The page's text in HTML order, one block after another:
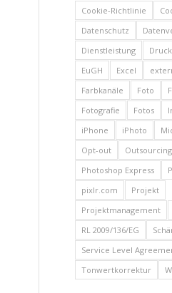
Cookie-Richtlinie
Datenschutz
Dienstleistung
EuGH
Excel
Farbkanäle
Foto
Fotografie
Fotos
iPhone
iPhoto
Opt-out
Outsourcing
Photoshop Express
pixlr.com
Projekt
Projektmanagement
RL 2009/136/EG
Service Level
Tonwertkorrektur